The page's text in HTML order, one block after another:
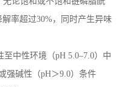
率超过30%，同时产生异味
至中性环境（pH 5.0–7.0）中
强碱性（pH＞9.0）条件